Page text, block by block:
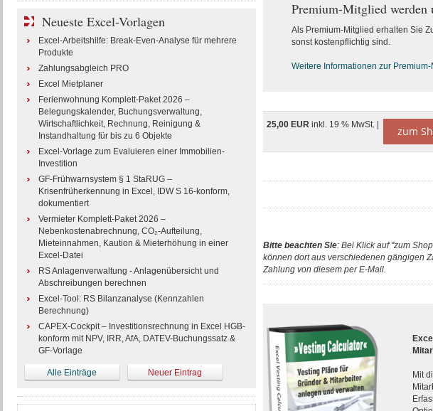
Premium-Mitglied werden
Als Premium-Mitglied erhalten Sie
sonst kostenpflichtig sind.
Weitere Informationen zur Premium-
25,00 EUR inkl. 19 % MwSt. | zum
Bitte beachten Sie: Bei Klick auf "zum
können dort aus verschiedenen gängigen
Zahlung von diesem per E-Mail.
Mit
Neueste Excel-Vorlagen
Excel-Arbeitshilfe: Break-Even-Analyse für mehrere
Produkte
Zahlungsabgleich PRO
Excel Mietplaner
Ferienwohnung Komplett-Paket 2026 –
Belegungskalender, Buchungsverwaltung,
Wirtschaftlichkeit, Rechnung, Reinigung &
Instandhaltung für bis zu 6 Objekte
Excel-Vorlage zum Evaluieren einer Immobilien-
Investition
GF-Frühwarnsystem § 1 StaRUG –
Krisenfrüherkennung in Excel, IDW S 16-konform,
dokumentiert
Vermieter Komplett-Paket 2026 –
Nebenkostenabrechnung, CO₂-Aufteilung,
Mieteinnahmen, Kaution & Mieterhöhung in einer
Excel-Datei
RS Anlagenverwaltung - Anlagenübersicht und
Abschreibungen berechnen
Excel-Tool: RS Bilanzanalyse (Kennzahlen
Berechnung)
CAPEX-Cockpit – Investitionsrechnung in Excel HGB-
konform mit NPV, IRR, AfA, DATEV-Buchungssatz &
GF-Vorlage
Alle Einträge Neuer Eintrag